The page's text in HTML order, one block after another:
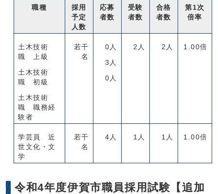
職種
採用
予定
人数
応募
者数
受験
者数
合格
者数
第1次
倍率
土木技術
職 上級
土木技術
職 初級
土木技術
職 職務経
験者
若干
名
0人
3人
0人
2人 2人 1.00倍
学芸員 近
世文化・文
学
若干
名
4人 1人 1人 1.00倍
令和4年度伊賀市職員採用試験【追加